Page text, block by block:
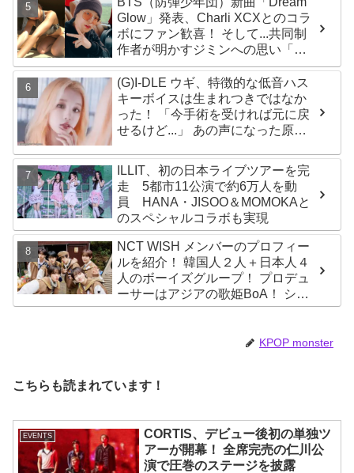
言っているのは全部嘘」
Glow」発表、Charli XCXとのコラ
ボにファン歓喜！ そして...共同制
作者が明かすジミンへの思い「彼
の夢、そして彼の絶望から生まれ
た歌」
(G)I-DLE ウギ、特徴的な低音ハス
キーボイスは生まれつきではなか
った！ 「今手術を受ければ元に戻
せるけど...」 あの声になった原因
ILLIT、初の日本ライブツアーを完
走 5都市11公演で約6万人を動
員 HANA・JISOO＆MOMOKAと
のスペシャルコラボも実現
NCT WISH メンバーのプロフィー
ルを紹介！ 韓国人２人＋日本人４
人のボーイズグループ！ プロデュ
ーサーはアジアの歌姫BoA！ シオ
ン、ジェヒ、リク、ユウシ、リョ
KPOP monster
こちらも読まれています！
EVENTS
CORTIS、デビュー後初の単独ツ
アーが開幕！ 全席完売の仁川公
演で圧巻のステージを披露